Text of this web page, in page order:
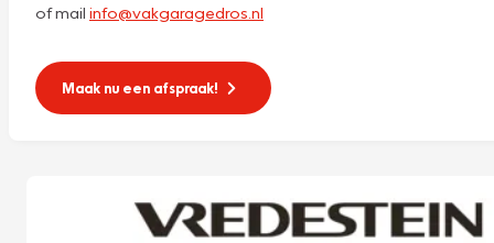
of mail info@vakgaragedros.nl
Maak nu een afspraak!